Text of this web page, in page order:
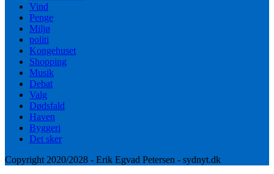
Vind
Penge
Miljø
politi
Kongehuset
Shopping
Musik
Debat
Valg
Dødsfald
Haven
Byggeri
Det sker
Copyright 2020/2028 - Erik Egvad Petersen - sydnyt.dk